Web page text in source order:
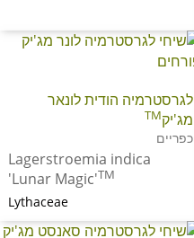
לגרסטרמיה הודית לונאר
מג'יקTM
כפריים
Lagerstroemia indica
'Lunar Magic'TM
Lythaceae